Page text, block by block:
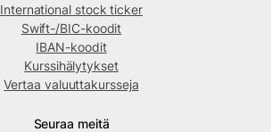
International stock ticker
Swift-/BIC-koodit
IBAN-koodit
Kurssihälytykset
Vertaa valuuttakursseja
Seuraa meitä